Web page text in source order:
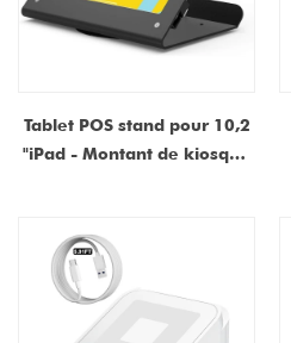
Tablet POS stand pour 10,2
"iPad - Montant de kiosque